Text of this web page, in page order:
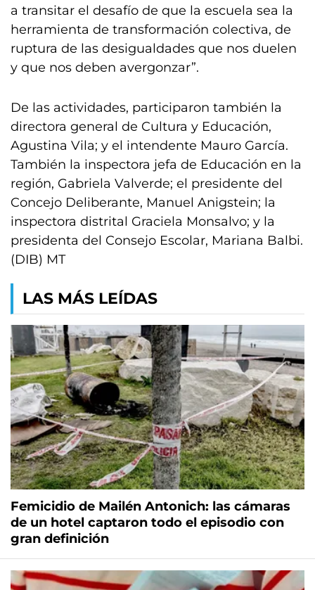
a transitar el desafío de que la escuela sea la
herramienta de transformación colectiva, de
ruptura de las desigualdades que nos duelen
y que nos deben avergonzar”.
De las actividades, participaron también la
directora general de Cultura y Educación,
Agustina Vila; y el intendente Mauro García.
También la inspectora jefa de Educación en la
región, Gabriela Valverde; el presidente del
Concejo Deliberante, Manuel Anigstein; la
inspectora distrital Graciela Monsalvo; y la
presidenta del Consejo Escolar, Mariana Balbi.
(DIB) MT
LAS MÁS LEÍDAS
Femicidio de Mailén Antonich: las cámaras
de un hotel captaron todo el episodio con
gran definición